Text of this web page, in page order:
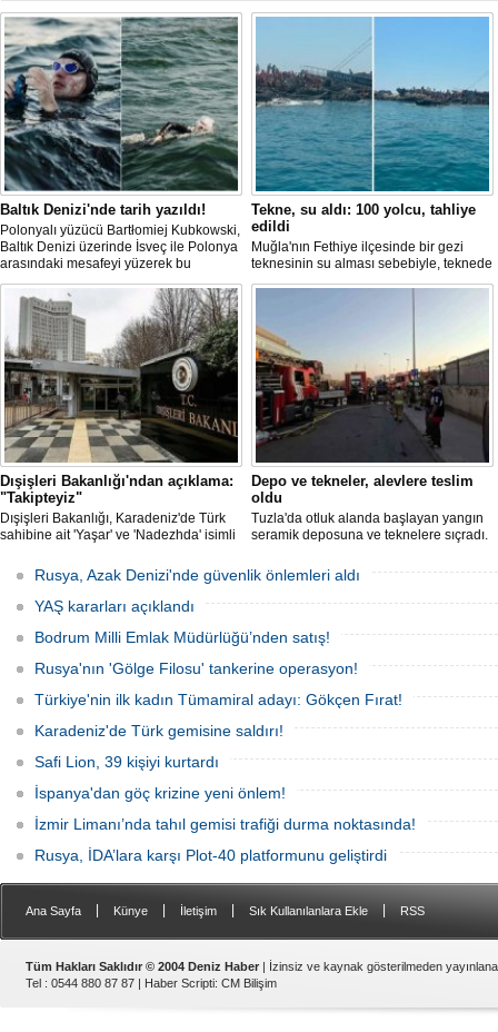
Baltık Denizi'nde tarih yazıldı!
Polonyalı yüzücü Bartłomiej Kubkowski,
Baltık Denizi üzerinde İsveç ile Polonya
arasındaki mesafeyi yüzerek bu
başarının ilk örneği olarak tarihe geçti.
Tekne, su aldı: 100 yolcu, tahliye
edildi
Muğla'nın Fethiye ilçesinde bir gezi
teknesinin su alması sebebiyle, teknede
bulunan 100 yolcu tahliye edildi,
Dışişleri Bakanlığı'ndan açıklama:
"Takipteyiz"
Dışişleri Bakanlığı, Karadeniz'de Türk
sahibine ait 'Yaşar' ve 'Nadezhda' isimli
araçlarıyla gerçekleştirilen saldırıda
yaralanan personelin sağlık durumu ve
güvenliğinin yakından takip edildiğini
Depo ve tekneler, alevlere teslim
oldu
Tuzla'da otluk alanda başlayan yangın
seramik deposuna ve teknelere sıçradı.
alevleri kontrol altına aldı.
Rusya, Azak Denizi'nde güvenlik önlemleri aldı
YAŞ kararları açıklandı
Bodrum Milli Emlak Müdürlüğü’nden satış!
Rusya'nın 'Gölge Filosu' tankerine operasyon!
Türkiye'nin ilk kadın Tümamiral adayı: Gökçen Fırat!
Karadeniz'de Türk gemisine saldırı!
Safi Lion, 39 kişiyi kurtardı
İspanya'dan göç krizine yeni önlem!
İzmir Limanı’nda tahıl gemisi trafiği durma noktasında!
Rusya, İDA’lara karşı Plot-40 platformunu geliştirdi
Ana Sayfa Künye İletişim Sık Kullanılanlara Ekle RSS
Tüm Hakları Saklıdır © 2004 Deniz Haber | İzinsiz ve kaynak gösterilmeden
Tel : 0544 880 87 87 | Haber Scripti: CM Bilişim